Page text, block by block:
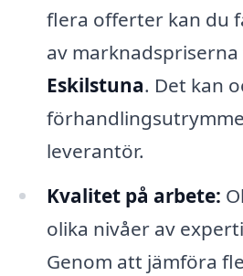
flera offerter kan du
av
Eskilstuna. Det kan
leverantör.
Kvalitet på arbete:
olika nivåer av
Genom att jämföra